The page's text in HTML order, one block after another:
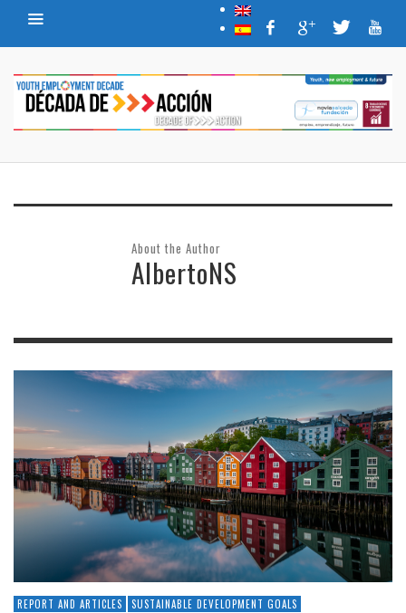
About the Author
AlbertoNS
REPORT AND ARTICLES SUSTAINABLE DEVELOPMENT GOALS